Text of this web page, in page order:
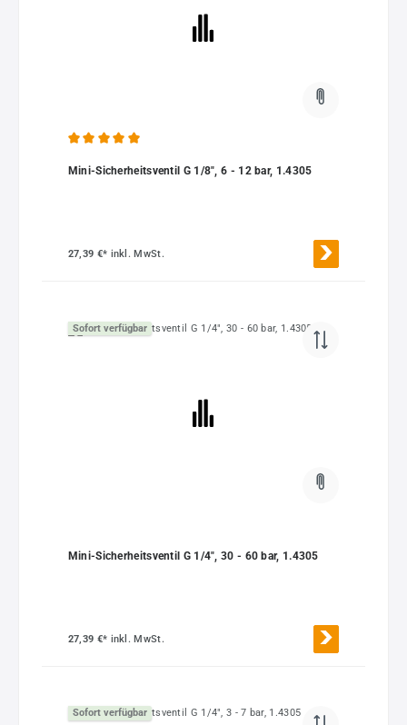
Mini-Sicherheitsventil G 1/8", 6 - 12 bar, 1.4305
27,39 €* inkl. MwSt.
Sofort verfügbar
Mini-Sicherheitsventil G 1/4", 30 - 60 bar, 1.4305
27,39 €* inkl. MwSt.
Sofort verfügbar